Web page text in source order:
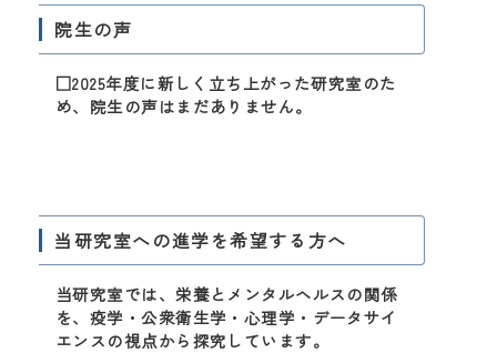
院生の声
□2025年度に新しく立ち上がった研究室のた
め、院生の声はまだありません。
当研究室への進学を希望する方へ
当研究室では、栄養とメンタルヘルスの関係
を、疫学・公衆衛生学・心理学・データサイ
エンスの視点から探究しています。